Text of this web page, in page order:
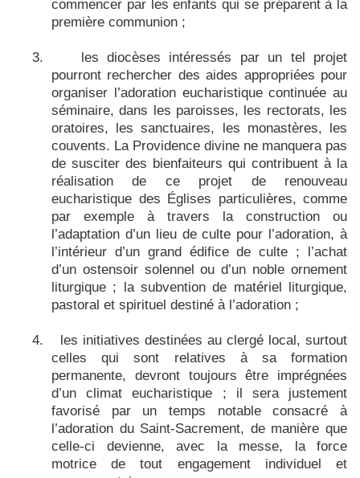
commencer par les enfants qui se préparent à la
première communion ;
3.
les diocèses intéressés par un tel projet
pourront rechercher des aides appropriées pour
organiser l’adoration eucharistique continuée au
séminaire, dans les paroisses, les rectorats, les
oratoires, les sanctuaires, les monastères, les
couvents. La Providence divine ne manquera pas
de susciter des bienfaiteurs qui contribuent à la
réalisation de ce projet de renouveau
eucharistique des Églises particulières, comme
par exemple à travers la construction ou
l’adaptation d’un lieu de culte pour l’adoration, à
l’intérieur d’un grand édifice de culte ; l’achat
d’un ostensoir solennel ou d’un noble ornement
liturgique ; la subvention de matériel liturgique,
pastoral et spirituel destiné à l’adoration ;
4.
les initiatives destinées au clergé local, surtout
celles qui sont relatives à sa formation
permanente, devront toujours être imprégnées
d’un climat eucharistique ; il sera justement
favorisé par un temps notable consacré à
l’adoration du Saint-Sacrement, de manière que
celle-ci devienne, avec la messe, la force
motrice de tout engagement individuel et